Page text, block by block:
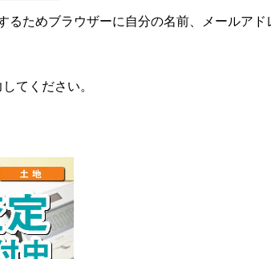
るためブラウザーに自分の名前、メールアド
てください。